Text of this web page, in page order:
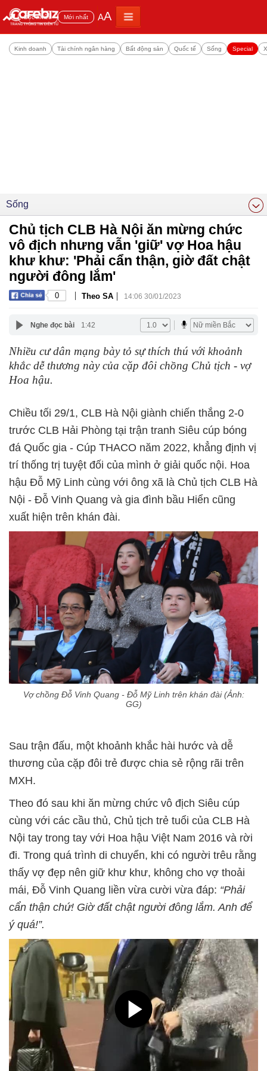
Đọc nhiều Mới nhất AA
Kinh doanh Tài chính ngân hàng Bất động sản Quốc tế Sống Special
Sống
Chủ tịch CLB Hà Nội ăn mừng chức
vô địch nhưng vẫn 'giữ' vợ Hoa hậu
khư khư: 'Phải cẩn thận, giờ đất chật
người đông lắm'
0 | Theo SA | 14:06 30/01/2023
Nghe đọc bài 1:42
Nhiều cư dân mạng bày tỏ sự thích thú với khoảnh
khắc dễ thương này của cặp đôi chồng Chủ tịch - vợ
Hoa hậu.
Chiều tối 29/1, CLB Hà Nội giành chiến thắng 2-0
trước CLB Hải Phòng tại trận tranh Siêu cúp bóng
đá Quốc gia - Cúp THACO năm 2022, khẳng định vị
trí thống trị tuyệt đối của mình ở giải quốc nội. Hoa
hậu Đỗ Mỹ Linh cùng với ông xã là Chủ tịch CLB Hà
Nội - Đỗ Vinh Quang và gia đình bầu Hiển cũng
xuất hiện trên khán đài.
Vợ chồng Đỗ Vinh Quang - Đỗ Mỹ Linh trên khán đài (Ảnh:
GG)
Sau trận đấu, một khoảnh khắc hài hước và dễ
thương của cặp đôi trẻ được chia sẻ rộng rãi trên
MXH.
Theo đó sau khi ăn mừng chức vô địch Siêu cúp
cùng với các cầu thủ, Chủ tịch trẻ tuổi của CLB Hà
Nội tay trong tay với Hoa hậu Việt Nam 2016 và rời
đi. Trong quá trình di chuyển, khi có người trêu rằng
thấy vợ đẹp nên giữ khư khư, không cho vợ thoải
mái, Đỗ Vinh Quang liền vừa cười vừa đáp: “Phải
cẩn thận chứ! Giờ đất chật người đông lắm. Anh để
ý quá!”.